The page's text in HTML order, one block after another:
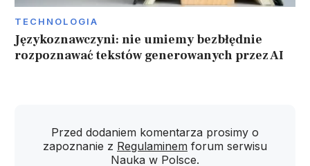
TECHNOLOGIA
Językoznawczyni: nie umiemy bezbłędnie
rozpoznawać tekstów generowanych przez AI
Przed dodaniem komentarza prosimy o
zapoznanie z Regulaminem forum serwisu
Nauka w Polsce.